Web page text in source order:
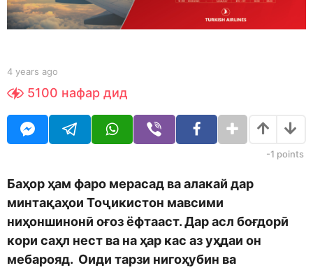
r
s
g
o
b
t
a
e
t
o
r
4 years ago
e
5100 нафар дид
-1 points
Баҳор ҳам фаро мерасад ва алакай дар
минтақаҳои Тоҷикистон мавсими
ниҳоншинонӣ оғоз ёфтааст. Дар асл боғдорӣ
кори саҳл нест ва на ҳар кас аз уҳдаи он
мебарояд. Оиди тарзи нигоҳубин ва